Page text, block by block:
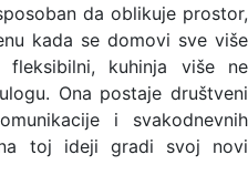
da oblikuje prostor,
kada se domovi sve više
kuhinja više ne
Ona postaje društveni
i svakodnevnih
toj ideji gradi svoj novi